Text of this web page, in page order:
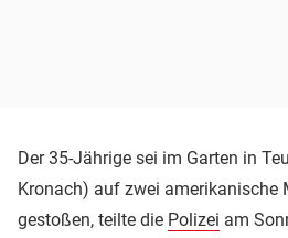
Der 35-Jährige sei im Garten in
Kronach) auf zwei amerikanische
gestoßen, teilte die Polizei am